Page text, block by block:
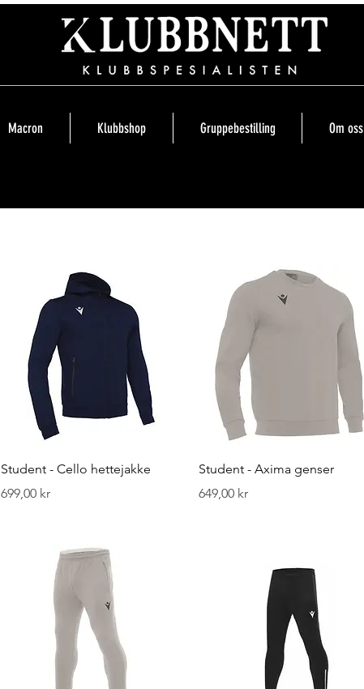
Macron Klubbshop Gruppebestilling Om oss
Hurtigvisning
Student - Cello hettejakke
Pris
699,00 kr
Hurtigvisning
Student - Axima genser
Pris
649,00 kr